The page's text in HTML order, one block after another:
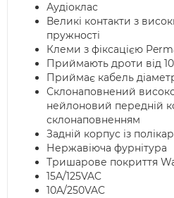
Аудіоклас
Великі контакти з
пружності
Клеми з фіксацією
Приймають дроти від
Приймає кабель
Склонаповнений
нейлоновий передній
склонаповненням
Задній корпус із
Нержавіюча фурнітура
Тришарове покриття
15A/125VAC
10A/250VAC